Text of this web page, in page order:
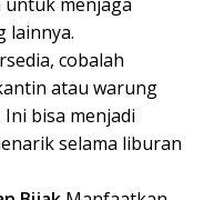
lainnya.
cobalah
atau warung
Ini bisa menjadi
selama liburan